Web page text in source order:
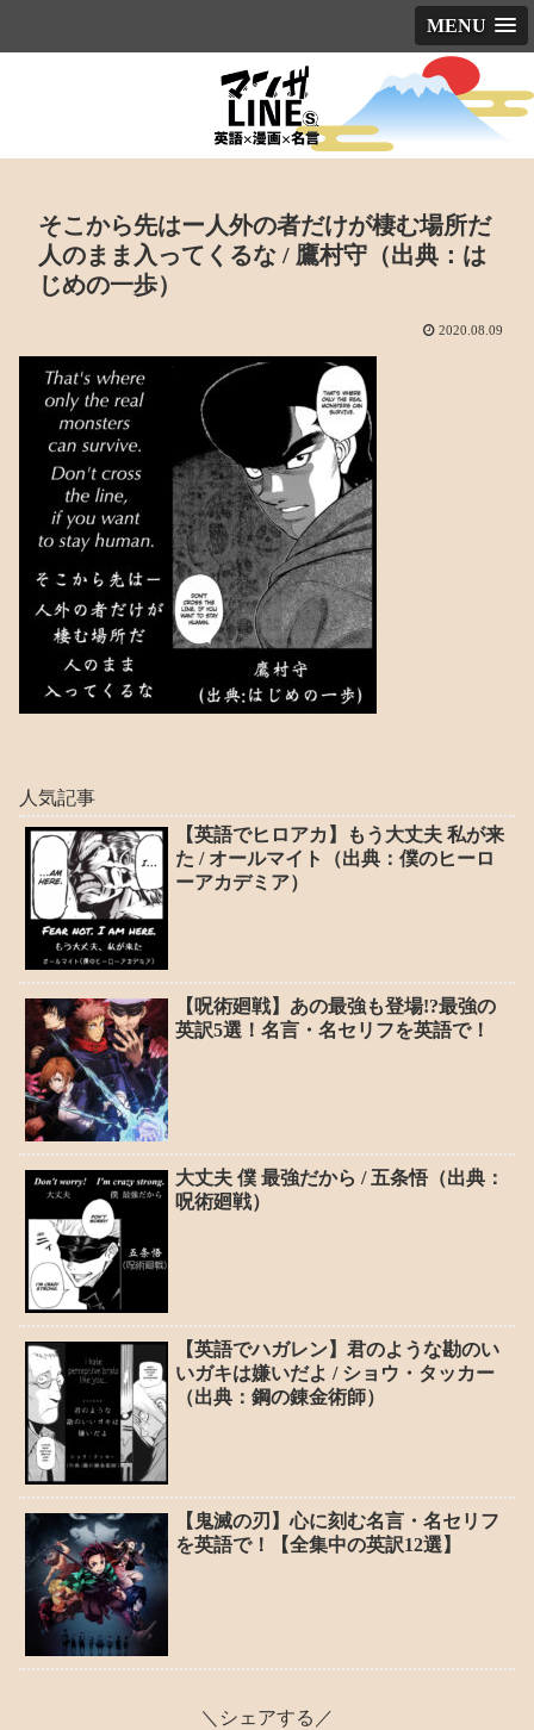
MENU
そこから先はー人外の者だけが棲む場所だ
人のまま入ってくるな / 鷹村守（出典：は
じめの一歩）
2020.08.09
人気記事
【英語でヒロアカ】もう大丈夫 私が来
た / オールマイト（出典：僕のヒーロ
ーアカデミア）
【呪術廻戦】あの最強も登場!?最強の
英訳5選！名言・名セリフを英語で！
大丈夫 僕 最強だから / 五条悟（出典：
呪術廻戦）
【英語でハガレン】君のような勘のい
いガキは嫌いだよ / ショウ・タッカー
（出典：鋼の錬金術師）
【鬼滅の刃】心に刻む名言・名セリフ
を英語で！【全集中の英訳12選】
＼シェアする／